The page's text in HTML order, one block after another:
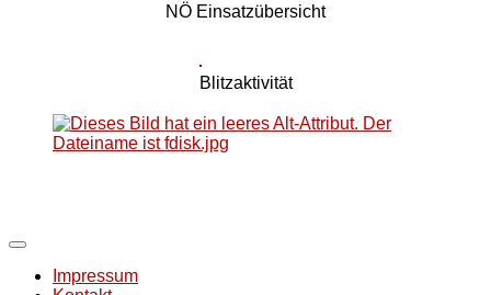
NÖ Einsatzübersicht
Blitzaktivität
Impressum